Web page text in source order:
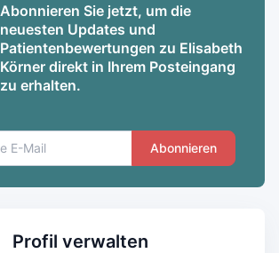
Abonnieren Sie jetzt, um die
neuesten Updates und
Patientenbewertungen zu Elisabeth
Körner direkt in Ihrem Posteingang
zu erhalten.
Abonnieren
Profil verwalten